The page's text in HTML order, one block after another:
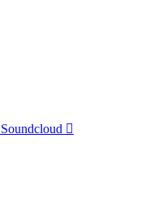
Soundcloud